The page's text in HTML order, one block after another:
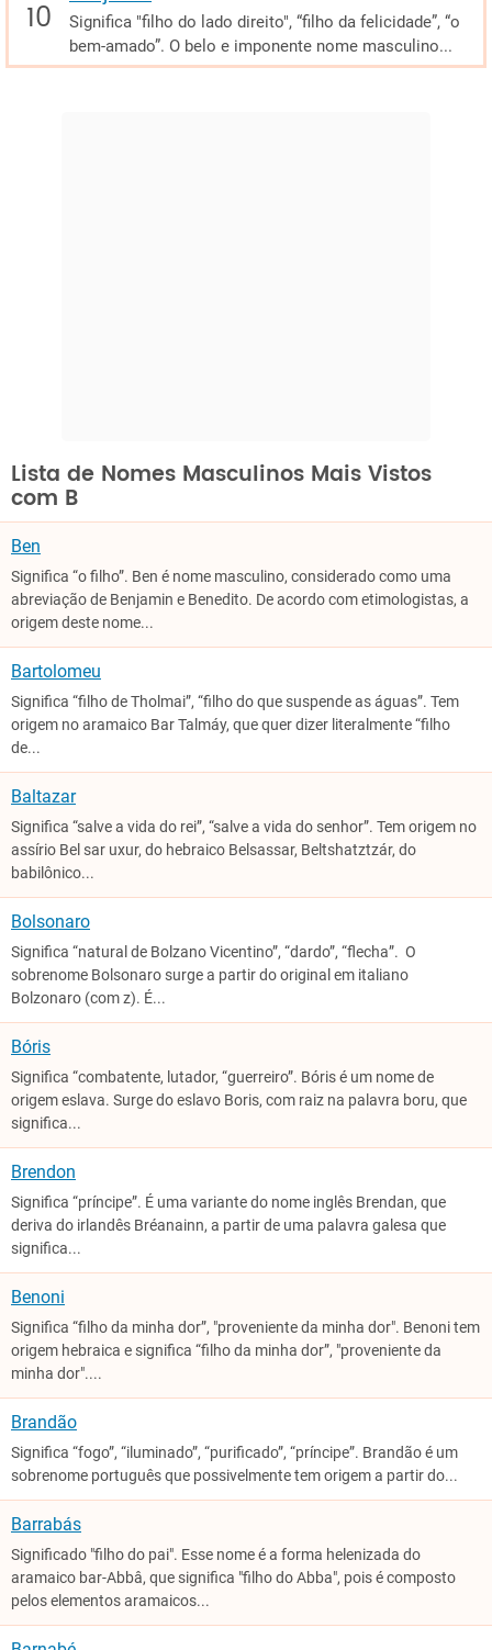
Significa "filho do lado direito", “filho da felicidade”, “o
bem-amado”. O belo e imponente nome masculino...
Lista de Nomes Masculinos Mais Vistos
com B
Ben
Significa “o filho”. Ben é nome masculino, considerado como uma
abreviação de Benjamin e Benedito. De acordo com etimologistas, a
origem deste nome...
Bartolomeu
Significa “filho de Tholmai”, “filho do que suspende as águas”. Tem
origem no aramaico Bar Talmáy, que quer dizer literalmente “filho
de...
Baltazar
Significa “salve a vida do rei”, “salve a vida do senhor”. Tem origem no
assírio Bel sar uxur, do hebraico Belsassar, Beltshatztzár, do
babilônico...
Bolsonaro
Significa “natural de Bolzano Vicentino”, “dardo”, “flecha”. O
sobrenome Bolsonaro surge a partir do original em italiano
Bolzonaro (com z). É...
Bóris
Significa “combatente, lutador, “guerreiro”. Bóris é um nome de
origem eslava. Surge do eslavo Boris, com raiz na palavra boru, que
significa...
Brendon
Significa “príncipe”. É uma variante do nome inglês Brendan, que
deriva do irlandês Bréanainn, a partir de uma palavra galesa que
significa...
Benoni
Significa “filho da minha dor”, "proveniente da minha dor". Benoni tem
origem hebraica e significa “filho da minha dor”, "proveniente da
minha dor"....
Brandão
Significa “fogo”, “iluminado”, “purificado”, “príncipe”. Brandão é um
sobrenome português que possivelmente tem origem a partir do...
Barrabás
Significado "filho do pai". Esse nome é a forma helenizada do
aramaico bar-Abbâ, que significa "filho do Abba", pois é composto
pelos elementos aramaicos...